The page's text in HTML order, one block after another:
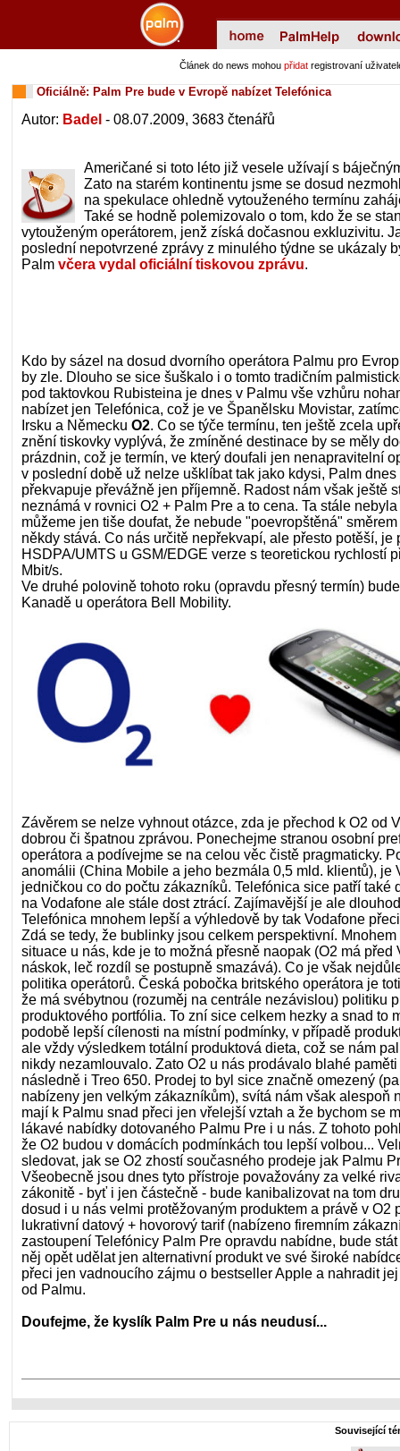
Článek do news mohou přidat registrovaní
Oficiálně: Palm Pre bude v Evropě nabízet Telefónica
Autor: Badel - 08.07.2009, 3683 čtenářů
Američané si toto léto již vesele užívají s
Zato na starém kontinentu jsme se dosud
na spekulace ohledně vytouženého termínu
Také se hodně polemizovalo o tom, kdo že se
vytouženým operátorem, jenž získá dočasnou exkluzivitu.
poslední nepotvrzené zprávy z minulého týdne se ukázaly
Palm včera vydal oficiální tiskovou zprávu.
Kdo by sázel na dosud dvorního operátora Palmu pro
by zle. Dlouho se sice šuškalo i o tomto tradičním
pod taktovkou Rubisteina je dnes v Palmu vše vzhůru
nabízet jen Telefónica, což je ve Španělsku Movistar,
Irsku a Německu O2. Co se týče termínu, ten ještě zcela
znění tiskovky vyplývá, že zmíněné destinace by se měly
prázdnin, což je termín, ve který doufali jen nenapravitelní
v poslední době už nelze ušklíbat tak jako kdysi, Palm
překvapuje převážně jen příjemně. Radost nám však ještě
neznámá v rovnici O2 + Palm Pre a to cena. Ta stále
můžeme jen tiše doufat, že nebude "poevropštěná"
někdy stává. Co nás určitě nepřekvapí, ale přesto potěší, je
HSDPA/UMTS u GSM/EDGE verze s teoretickou rychlostí
Mbit/s.
Ve druhé polovině tohoto roku (opravdu přesný termín)
Kanadě u operátora Bell Mobility.
Závěrem se nelze vyhnout otázce, zda je přechod k O2 od
dobrou či špatnou zprávou. Ponechejme stranou osobní
operátora a podívejme se na celou věc čistě pragmaticky.
anomálii (China Mobile a jeho bezmála 0,5 mld. klientů), je
jedničkou co do počtu zákazníků. Telefónica sice patří také
na Vodafone ale stále dost ztrácí. Zajímavější je ale
Telefónica mnohem lepší a výhledově by tak Vodafone
Zdá se tedy, že bublinky jsou celkem perspektivní.
situace u nás, kde je to možná přesně naopak (O2 má před
náskok, leč rozdíl se postupně smazává). Co je však
politika operátorů. Česká pobočka britského operátora je
že má svébytnou (rozuměj na centrále nezávislou) politiku
produktového portfólia. To zní sice celkem hezky a snad to
podobě lepší cílenosti na místní podmínky, v případě
ale vždy výsledkem totální produktová dieta, což se nám
nikdy nezamlouvalo. Zato O2 u nás prodávalo blahé
následně i Treo 650. Prodej to byl sice značně omezený
nabízeny jen velkým zákazníkům), svítá nám však alespoň
mají k Palmu snad přeci jen vřelejší vztah a že bychom se
lákavé nabídky dotovaného Palmu Pre i u nás. Z tohoto
že O2 budou v domácích podmínkách tou lepší volbou...
sledovat, jak se O2 zhostí současného prodeje jak Palmu
Všeobecně jsou dnes tyto přístroje považovány za velké
zákonitě - byť i jen částečně - bude kanibalizovat na tom
dosud i u nás velmi protěžovaným produktem a právě v O2
lukrativní datový + hovorový tarif (nabízeno firemním
zastoupení Telefónicy Palm Pre opravdu nabídne, bude
něj opět udělat jen alternativní produkt ve své široké
přeci jen vadnoucího zájmu o bestseller Apple a nahradit
od Palmu.
Doufejme, že kyslík Palm Pre u nás neudusí...
Související